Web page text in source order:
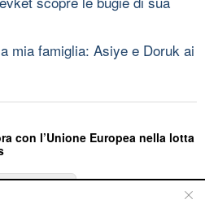
mia famiglia: Asiye e Doruk ai
con l’Unione Europea nella lotta